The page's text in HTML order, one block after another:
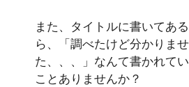
また、タイトルに書いてあ
ら、「調べたけど分かりま
た、、、」なんて書かれて
ことありませんか？